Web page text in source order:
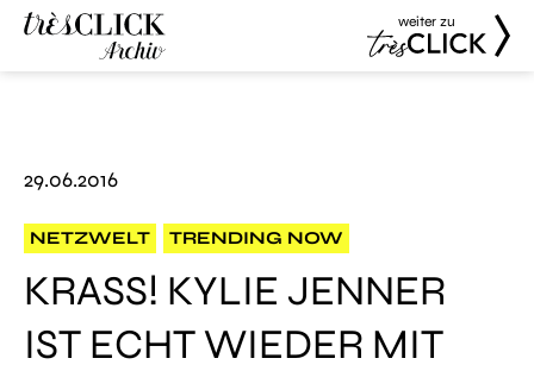
weiter zu
29.06.2016
NETZWELT TRENDING NOW
KRASS! KYLIE JENNER
IST ECHT WIEDER MIT